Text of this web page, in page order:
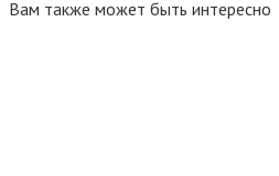
Вам также может быть интересно